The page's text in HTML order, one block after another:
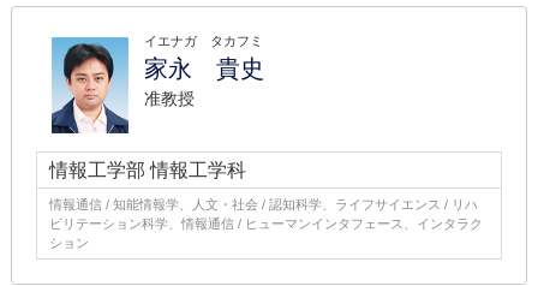
イエナガ タカフミ
家永 貴史
准教授
情報工学部 情報工学科
情報通信 / 知能情報学、人文・社会 / 認知科学、ライフサイエンス / リハ
ビリテーション科学、情報通信 / ヒューマンインタフェース、インタラク
ション